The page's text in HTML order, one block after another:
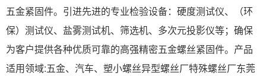
五金紧固件。引进先进的专业检验设备：硬度测试仪、（环
保）测试仪、盐雾测试机、筛选机、多次元投影仪等；确保
为客户提供各种优质可靠的高强精密五金螺丝紧固件。产品
适用领域:五金、汽车、塑小螺丝异型螺丝厂特殊螺丝厂东莞